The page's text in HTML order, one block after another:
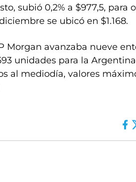
subió 0,2% a $977,5, para
se ubicó en $1.168.
Morgan avanzaba nueve
unidades para la
al mediodía, valores